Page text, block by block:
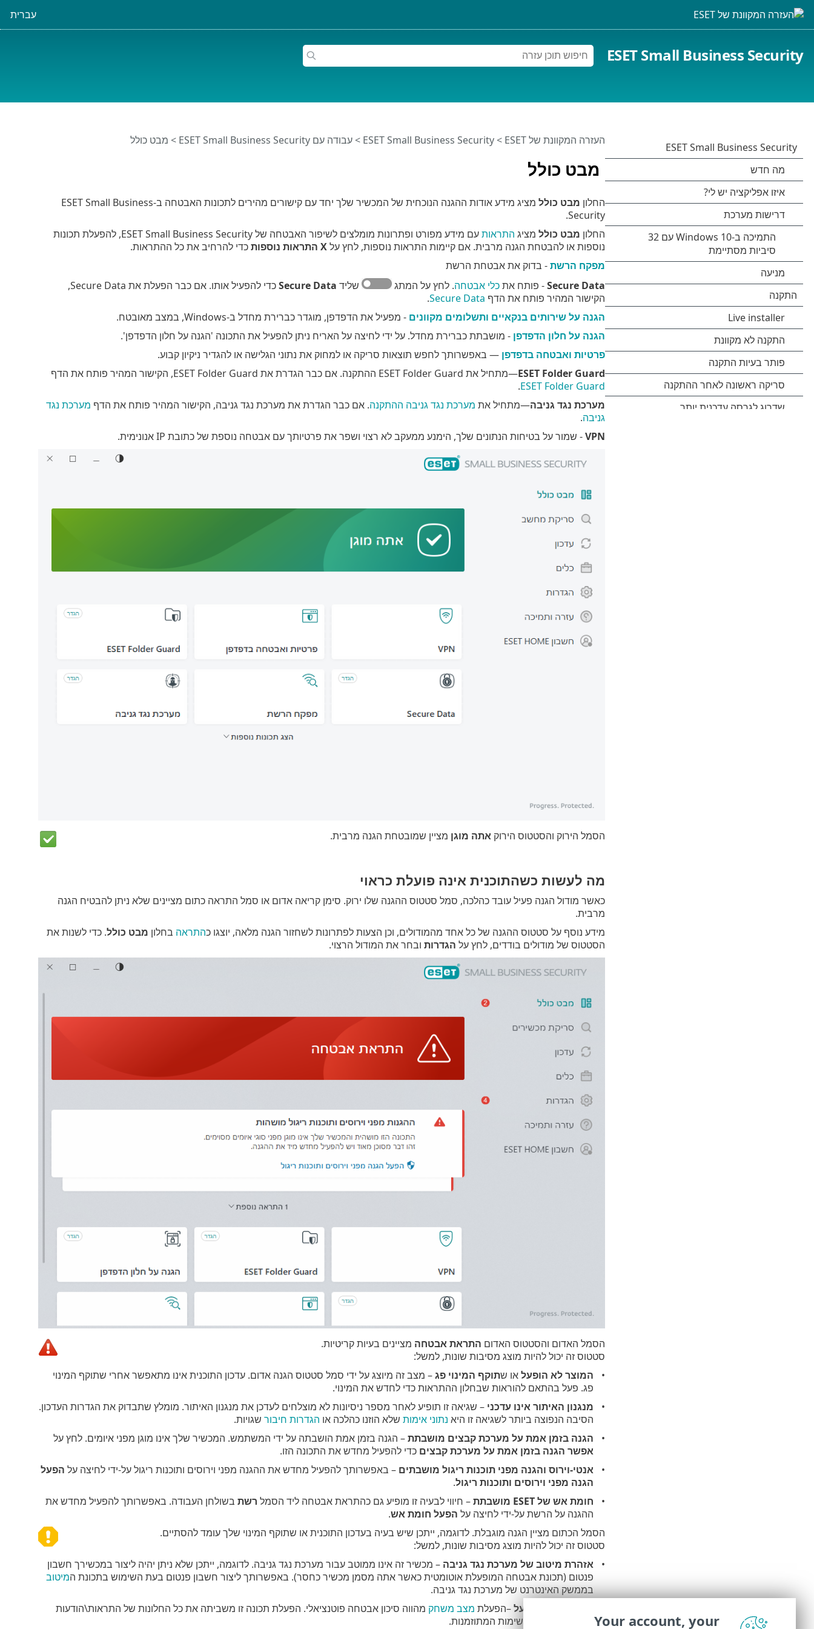
עברית
ESET Small Business Security
מבט כולל
העזרה המקוונת של ESET >
ESET Small Business Security
>עבודה עם ESET Small Business Security > מבט כולל
החלון מבט כולל
מציג מידע אודות ההגנה הנוכחית של המכשיר שלך יחד עם קישורים מהירים לתכונות האבטחה ב-ESET Small Business
Security.
החלון מבט כוללמציג התראות
עם מידע מפורט ופתרונות מומלצים לשיפור האבטחה של ESET Small Business Security, להפעלת תכונות
נוספות או להבטחת הגנה מרבית. אם קיימות התראות נוספות, לחץ עלX התראות נוספות
כדי להרחיב את כל ההתראות.
מפקח הרשת- בדוק את אבטחת הרשת
Secure Data- פותח אתכלי אבטחה. לחץ על המתג שליד Secure Data
כדי להפעיל אותו. אם כבר הפעלת את Secure Data,
הקישור המהיר פותח את הדף Secure Data
.
הגנה על שירותים בנקאיים ותשלומים מקוונים - מפעיל את הדפדפן, מוגדר כברירת מחדל ב-Windows, במצב מאובטח.
הגנה על חלון הדפדפן - מושבתת כברירת מחדל. על ידי לחיצה על האריח ניתן להפעיל את התכונה 'הגנה על חלון הדפדפן'.
פרטיות ואבטחה בדפדפן — באפשרותך לחפש תוצאות סריקה או למחוק את נתוני הגלישה או להגדיר ניקיון קבוע.
ESET Folder Guard—מתחיל את ESET Folder Guard ההתקנה. אם כבר הגדרת את ESET Folder Guard, הקישור המהיר פותח את הדף
ESET Folder Guard
.
מערכת נגד גניבה—מתחיל את מערכת נגד גניבה ההתקנה. אם כבר הגדרת את מערכת נגד גניבה, הקישור המהיר פותח את הדף מערכת נגד
גניבה.
VPN- שמור על בטיחות הנתונים שלך, הימנע ממעקב לא רצוי ושפר את פרטיותך עם אבטחה נוספת של כתובת IP אנונימית.
הסמל הירוק והסטטוס הירוק אתה מוגן מציין שמובטחת הגנה מרבית.
מה לעשות כשהתוכנית אינה פועלת כראוי
כאשר מודול הגנה פעיל עובד כהלכה, סמל סטטוס ההגנה שלו ירוק. סימן קריאה אדום או סמל התראה כתום מציינים שלא ניתן להבטיח הגנה
מרבית.
מידע נוסף על סטטוס ההגנה של כל אחד מהמודולים, וכן הצעות לפתרונות לשחזור הגנה מלאה, יוצגו כהתראה בחלון מבט כולל. כדי לשנות את
הסטטוס של מודולים בודדים, לחץ על הגדרותובחר את המודול הרצוי.
הסמל האדום והסטטוס האדום התראת אבטחה מציינים בעיות קריטיות.
סטטוס זה יכול להיות מוצג מסיבות שונות, למשל:
המוצר לא הופעלאו שתוקף המינוי פג– מצב זה מיוצג על ידי סמל סטטוס הגנה אדום. עדכון התוכנית אינו מתאפשר אחרי שתוקף המינוי
פג. פעל בהתאם להוראות שבחלון ההתראות כדי לחדש את המינוי.
מנגנון האיתור אינו עדכני – שגיאה זו תופיע לאחר מספר ניסיונות לא מוצלחים לעדכן את מנגנון האיתור. מומלץ שתבדוק את הגדרות העדכון.
הסיבה הנפוצה ביותר לשגיאה זו היא נתוני אימותשלא הוזנו כהלכה או הגדרות חיבורשגויות.
הגנה בזמן אמת על מערכת קבצים מושבתת– הגנה בזמן אמת הושבתה על ידי המשתמש. המכשיר שלך אינו מוגן מפני איומים. לחץ על
אפשר הגנה בזמן אמת על מערכת קבצים כדי להפעיל מחדש את התכונה הזו.
אנטי-וירוס והגנה מפני תוכנות ריגול מושבתים – באפשרותך להפעיל מחדש את ההגנה מפני וירוסים ותוכנות ריגול על-ידי לחיצה על הפעל
הגנה מפני וירוסים ותוכנות ריגול.
חומת אש של ESET מושבתת
– חיווי לבעיה זו מופיע גם כהתראת אבטחה ליד הסמל רשתבשולחן העבודה. באפשרותך להפעיל מחדש את
ההגנה על הרשת על-ידי לחיצה על הפעל חומת אש.
הסמל הכתום מציין הגנה מוגבלת. לדוגמה, ייתכן שיש בעיה בעדכון התוכנית או שתוקף המינוי שלך עומד להסתיים.
סטטוס זה יכול להיות מוצג מסיבות שונות, למשל:
אזהרת מיטוב של מערכת נגד גניבה – מכשיר זה אינו ממוטב עבור מערכת נגד גניבה. לדוגמה, ייתכן שלא ניתן יהיה ליצור במכשירך חשבון
פנטום (תכונת אבטחה המופעלת אוטומטית כאשר אתה מסמן מכשיר כחסר). באפשרותך ליצור חשבון פנטום בעת השימוש בתכונת המיטוב
בממשק האינטרנט של מערכת נגד גניבה.
מצב משחק מופעל–הפעלת מצב משחק מהווה סיכון אבטחה פוטנציאלי. הפעלת תכונה זו משביתה את כל החלונות של התראות\הודעות
ועוצרת את כל המשימות המתוזמנות. Your account, your